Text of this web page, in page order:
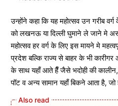
उन्होंने कहा कि यह महोत्सव उन गरीब
को लखनऊ या दिल्ली घुमाने ले जाने मे
महोत्सव हर वर्ग के लिए इस मायने मे
प्रदेश बल्कि राज्य से बाहर के भी
के साथ यहाँ आते हैँ जैसे भदोही की
पॉट व अन्य सामान यहाँ बिकने आता है, जो